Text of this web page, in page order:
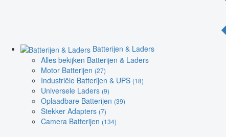
Batterijen & Laders
Alles bekijken Batterijen & Laders
Motor Batterijen (27)
Industriële Batterijen & UPS (18)
Universele Laders (9)
Oplaadbare Batterijen (39)
Stekker Adapters (7)
Camera Batterijen (134)